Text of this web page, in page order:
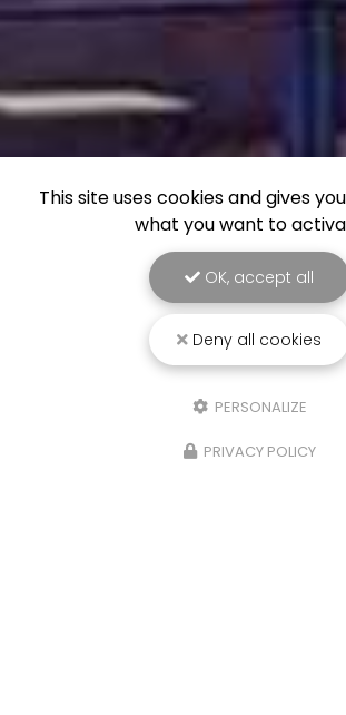
This site uses cookies and gives
what you want to
OK, accept all
Deny all cookies
PERSONALIZE
PRIVACY POLICY